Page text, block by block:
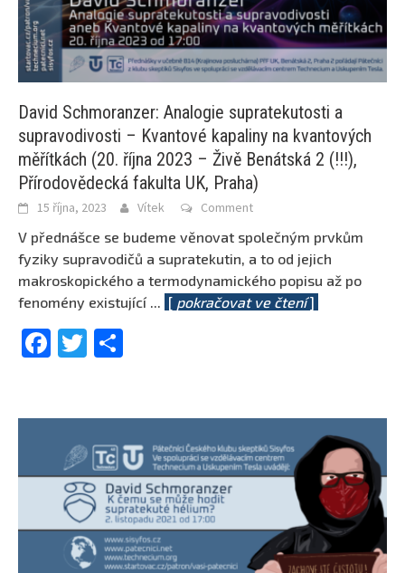
David Schmoranzer: Analogie supratekutosti a
supravodivosti – Kvantové kapaliny na kvantových
měřítkách (20. října 2023 – Živě Benátská 2 (!!!),
Přírodovědecká fakulta UK, Praha)
15 října, 2023 Vítek Comment
V přednášce se budeme věnovat společným prvkům
fyziky supravodičů a supratekutin, a to od jejich
makroskopického a termodynamického popisu až po
fenomény existující ... [ pokračovat ve čtení]
Facebook
Twitter